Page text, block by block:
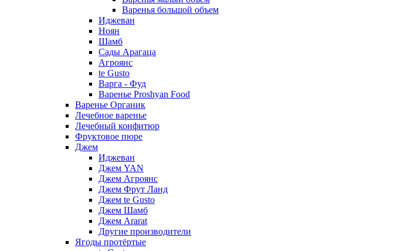
Варенья большой объем
Иджеван
Ноян
Шамб
Сады Арагаца
Агроянс
te Gusto
Варга - Фуд
Варенье Proshyan Food
Варенье Органик
Лечебное варенье
Лечебный конфитюр
Фруктовое пюре
Джем
Иджеван
Джем YAN
Джем Агроянс
Джем Фрут Ланд
Джем te Gusto
Джем Шамб
Джем Ararat
Другие производители
Ягоды протёртые